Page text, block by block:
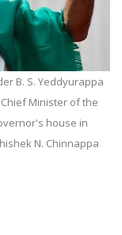
B. S. Yeddyurappa
Minister of the
house in
N. Chinnappa